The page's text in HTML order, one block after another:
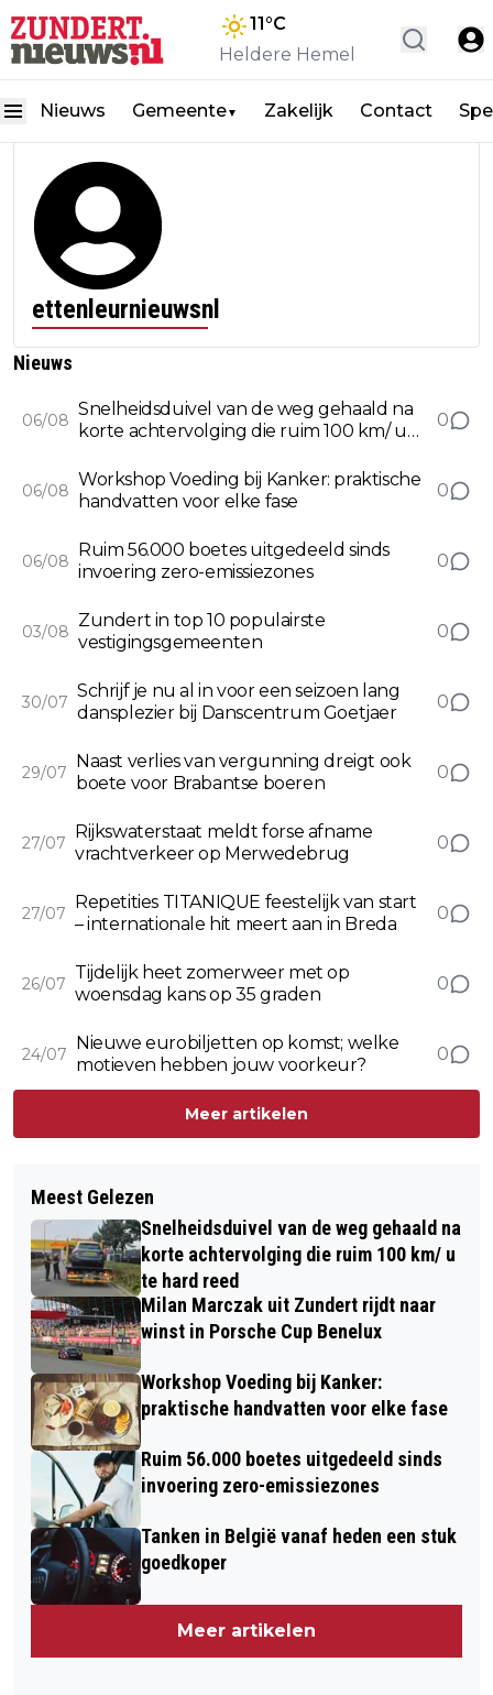
11°C
Heldere Hemel
Nieuws Gemeente▼ Zakelijk Contact
ettenleurnieuwsnl
Nieuws
06/08
Snelheidsduivel van de weg gehaald na
korte achtervolging die ruim 100 km/ u
0
06/08
Workshop Voeding bij Kanker: praktische
handvatten voor elke fase
0
06/08
Ruim 56.000 boetes uitgedeeld sinds
invoering zero-emissiezones
0
03/08
Zundert in top 10 populairste
vestigingsgemeenten
0
30/07
Schrijf je nu al in voor een seizoen lang
dansplezier bij Danscentrum Goetjaer
0
29/07
Naast verlies van vergunning dreigt ook
boete voor Brabantse boeren
0
27/07
Rijkswaterstaat meldt forse afname
vrachtverkeer op Merwedebrug
0
27/07
Repetities TITANIQUE feestelijk van start
– internationale hit meert aan in Breda
0
26/07
Tijdelijk heet zomerweer met op
woensdag kans op 35 graden
0
24/07
Nieuwe eurobiljetten op komst; welke
motieven hebben jouw voorkeur?
0
Meer artikelen
Meest Gelezen
Snelheidsduivel van de weg gehaald na
korte achtervolging die ruim 100 km/ u
te hard reed
Milan Marczak uit Zundert rijdt naar
winst in Porsche Cup Benelux
Workshop Voeding bij Kanker:
praktische handvatten voor elke fase
Ruim 56.000 boetes uitgedeeld sinds
invoering zero-emissiezones
Tanken in België vanaf heden een stuk
goedkoper
Meer artikelen